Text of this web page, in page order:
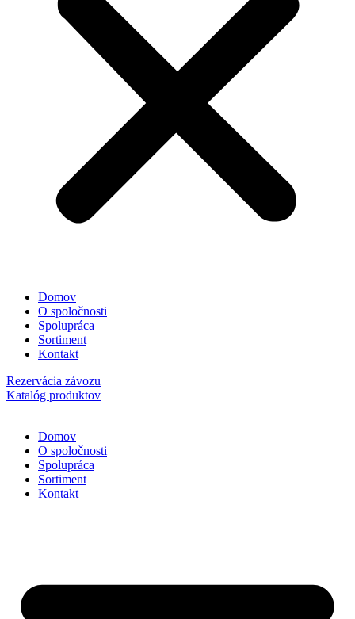
Domov
O spoločnosti
Spolupráca
Sortiment
Kontakt
Rezervácia závozu
Katalóg produktov
Domov
O spoločnosti
Spolupráca
Sortiment
Kontakt